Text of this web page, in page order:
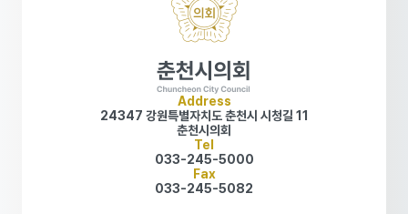
Address
24347 강원특별자치도 춘천시 시청길 11
춘천시의회
Tel
033-245-5000
Fax
033-245-5082